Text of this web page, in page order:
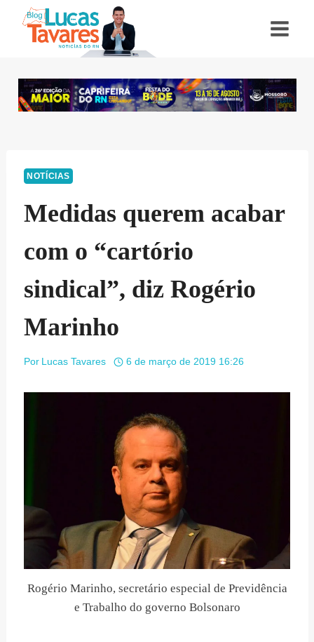
NOTÍCIAS
Medidas querem acabar
com o “cartório
sindical”, diz Rogério
Marinho
Por Lucas Tavares 6 de março de 2019 16:26
Rogério Marinho, secretário especial de Previdência
e Trabalho do governo Bolsonaro